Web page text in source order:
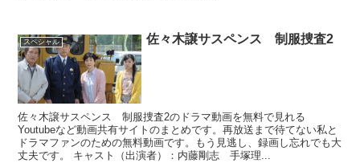
スペシャル 佐々木譲サスペンス 制服捜査2
佐々木譲サスペンス 制服捜査2のドラマ動画を無料で見れる
Youtubeなど動画共有サイトのまとめです。再放送まで待てない私と
ドラマファンのための無料動画です。もう見逃し、録画し忘れでも大
丈夫です。 キャスト（出演者）：内藤剛志 手塚理...